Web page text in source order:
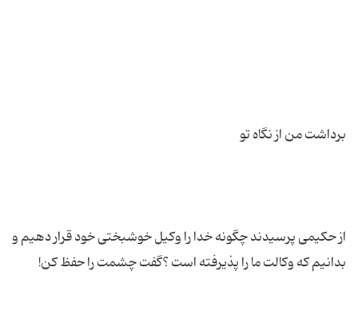
از حکیمی پرسیدند چگونه خدا را وکیل خوشبختی خود قرار دهیم و